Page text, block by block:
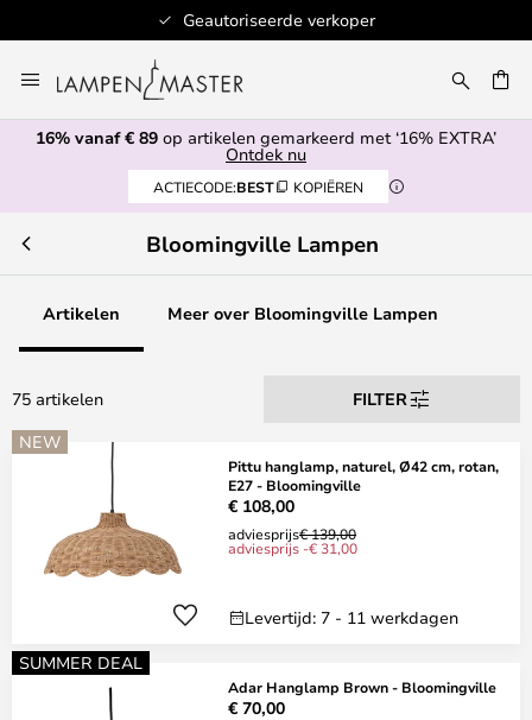
Geautoriseerde verkoper
naar
de
inhoud
16% vanaf € 89 op artikelen gemarkeerd met ‘16% EXTRA’
Ontdek nu
ACTIECODE:BEST KOPIËREN
Bloomingville Lampen
Artikelen Meer over Bloomingville Lampen
75 artikelen
FILTER
NEW
Pittu hanglamp, naturel, Ø42 cm, rotan,
E27 - Bloomingville
€ 108,00
adviesprijs€ 139,00
adviesprijs -€ 31,00
Levertijd: 7 - 11 werkdagen
SUMMER DEAL
Adar Hanglamp Brown - Bloomingville
€ 70,00